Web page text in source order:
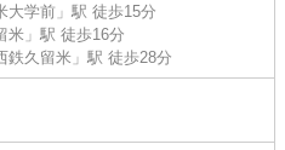
大学前 」駅 徒歩15分
米 」駅 徒歩16分
鉄久留米 」駅 徒歩28分